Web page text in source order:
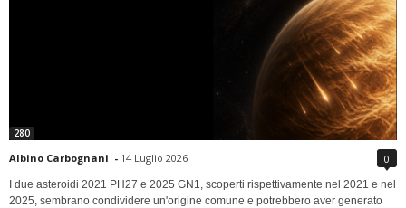
280
Albino Carbognani - 14 Luglio 2026 0
I due asteroidi 2021 PH27 e 2025 GN1, scoperti rispettivamente nel 2021 e nel
2025, sembrano condividere un'origine comune e potrebbero aver generato